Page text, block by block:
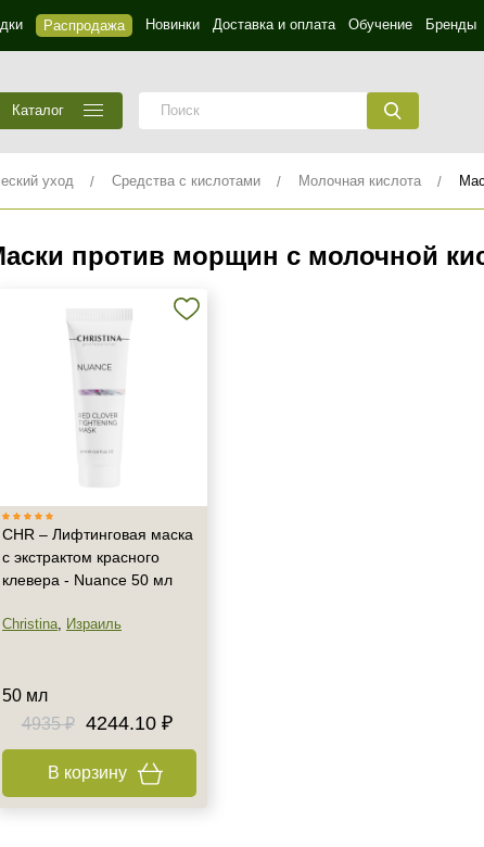
Распродажа Новинки Доставка и оплата Обучение Бренды
Каталог
уход Средства с кислотами Молочная кислота
против морщин с молочной
CHR – Лифтинговая маска
с экстрактом красного
клевера - Nuance 50 мл
Christina, Израиль
50 мл
4935 ₽
4244.10 ₽
В корзину